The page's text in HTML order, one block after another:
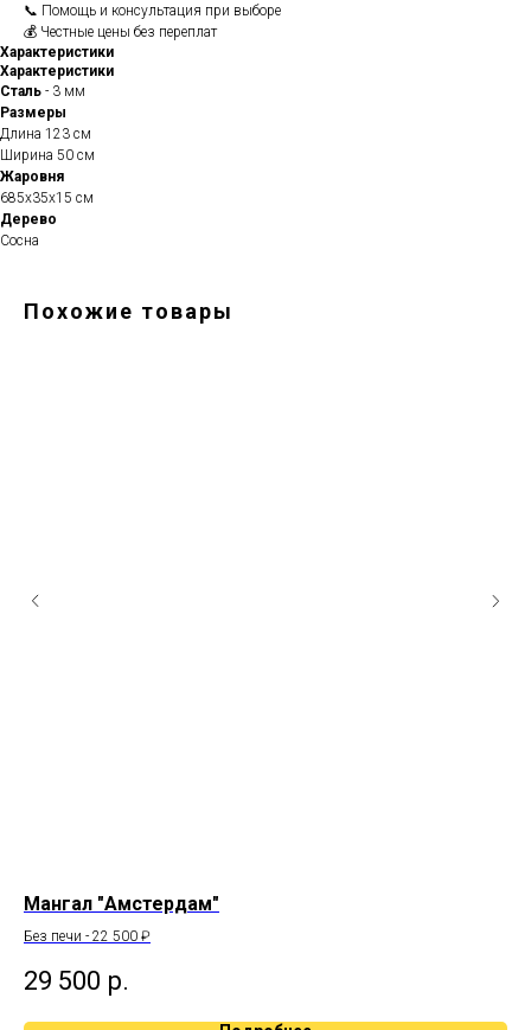
📞 Помощь и консультация при выборе
💰 Честные цены без переплат
Характеристики
Характеристики
Сталь - 3 мм
Размеры
Длина 123 см
Ширина 50 см
Жаровня
685х35х15 см
Дерево
Сосна
Похожие товары
Мангал "Амстердам"
Без печи - 22 500 ₽
29 500 р.